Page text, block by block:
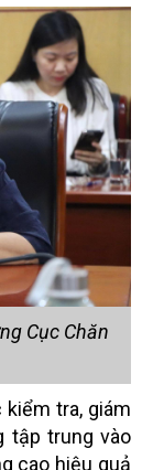
Cục Chăn
tra, giám
tập trung vào
cao hiệu quả